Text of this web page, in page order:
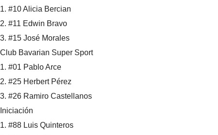
1. #10 Alicia Bercian
2. #11 Edwin Bravo
3. #15 José Morales
Club Bavarian Super Sport
1. #01 Pablo Arce
2. #25 Herbert Pérez
3. #26 Ramiro Castellanos
Iniciación
1. #88 Luis Quinteros